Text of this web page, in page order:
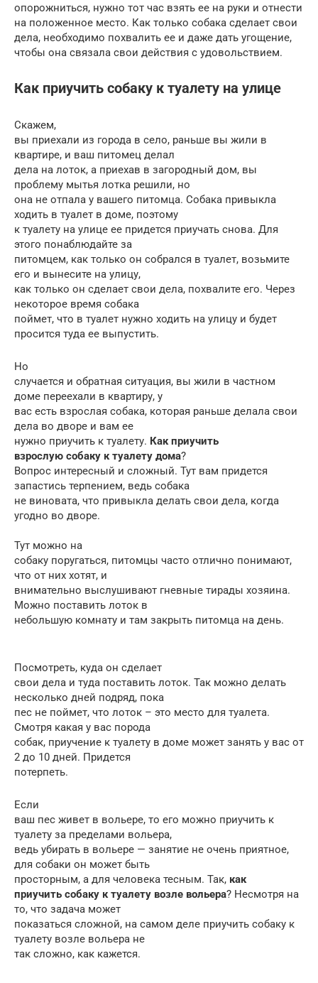
опорожниться, нужно тот час взять ее на руки и отнести
на положенное место. Как только собака сделает свои
дела, необходимо похвалить ее и даже дать угощение,
чтобы она связала свои действия с удовольствием.
Как приучить собаку к туалету на улице
Скажем,
вы приехали из города в село, раньше вы жили в
квартире, и ваш питомец делал
дела на лоток, а приехав в загородный дом, вы
проблему мытья лотка решили, но
она не отпала у вашего питомца. Собака привыкла
ходить в туалет в доме, поэтому
к туалету на улице ее придется приучать снова. Для
этого понаблюдайте за
питомцем, как только он собрался в туалет, возьмите
его и вынесите на улицу,
как только он сделает свои дела, похвалите его. Через
некоторое время собака
поймет, что в туалет нужно ходить на улицу и будет
просится туда ее выпустить.
Но
случается и обратная ситуация, вы жили в частном
доме переехали в квартиру, у
вас есть взрослая собака, которая раньше делала свои
дела во дворе и вам ее
нужно приучить к туалету. Как приучить
взрослую собаку к туалету дома?
Вопрос интересный и сложный. Тут вам придется
запастись терпением, ведь собака
не виновата, что привыкла делать свои дела, когда
угодно во дворе.
Тут можно на
собаку поругаться, питомцы часто отлично понимают,
что от них хотят, и
внимательно выслушивают гневные тирады хозяина.
Можно поставить лоток в
небольшую комнату и там закрыть питомца на день.
Посмотреть, куда он сделает
свои дела и туда поставить лоток. Так можно делать
несколько дней подряд, пока
пес не поймет, что лоток – это место для туалета.
Смотря какая у вас порода
собак, приучение к туалету в доме может занять у вас от
2 до 10 дней. Придется
потерпеть.
Если
ваш пес живет в вольере, то его можно приучить к
туалету за пределами вольера,
ведь убирать в вольере — занятие не очень приятное,
для собаки он может быть
просторным, а для человека тесным. Так, как
приучить собаку к туалету возле вольера? Несмотря на
то, что задача может
показаться сложной, на самом деле приучить собаку к
туалету возле вольера не
так сложно, как кажется.